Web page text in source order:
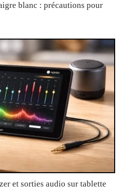
blanc : précautions pour
et sorties audio sur tablette